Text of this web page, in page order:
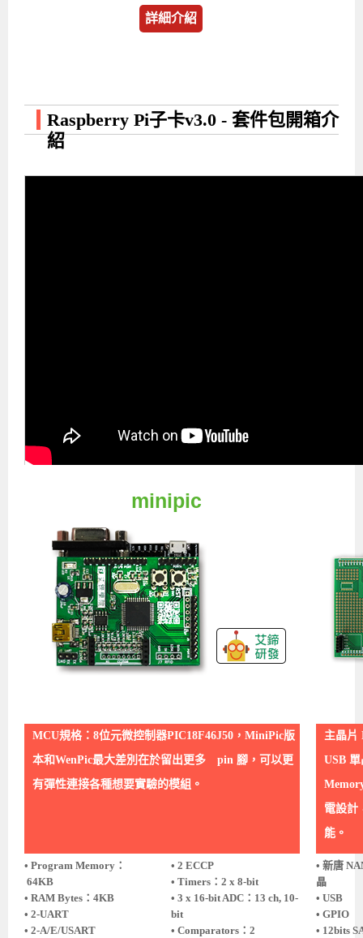
詳細介紹
Raspberry Pi子卡v3.0 - 套件包開箱介
紹
minipic
MCU規格：8位元微控制器PIC18F46J50，MiniPic版
本和WenPic最大差別在於留出更多 pin 腳，可以更
有彈性連接各種想要實驗的模組。
• Program Memory：
64KB
• RAM Bytes：4KB
• 2-UART
• 2-A/E/USART
• 2 ECCP
• Timers：2 x 8-bit
• 3 x 16-bit ADC：13 ch, 10-
bit
• Comparators：2
主晶片
USB
電設計
能。
• 新唐
晶
• USB
• GPIO
• 12bits